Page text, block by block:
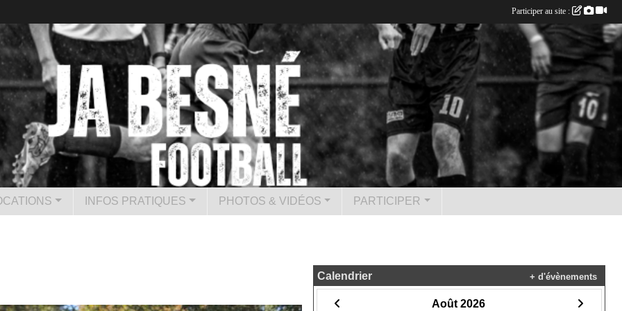
INFOS PRATIQUES PHOTOS & VIDÉOS PARTICIPER
Calendrier
Août 2026
+ d'évènements
Participer au site :